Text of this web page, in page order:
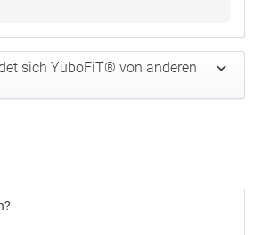
sich YuboFiT® von anderen